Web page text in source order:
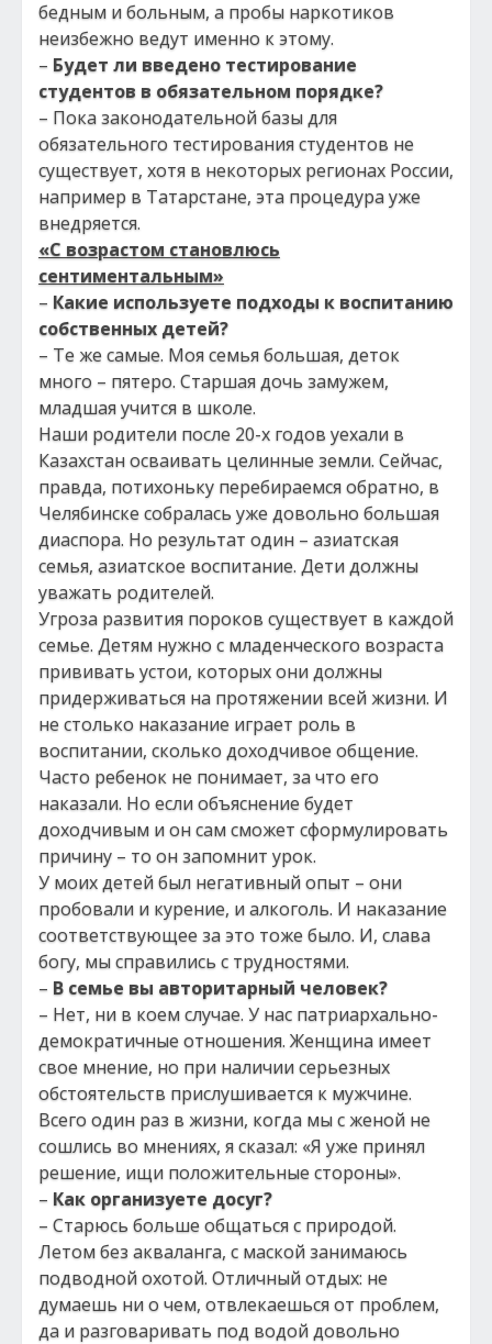
бедным и больным, а пробы наркотиков
неизбежно ведут именно к этому.
– Будет ли введено тестирование
студентов в обязательном порядке?
– Пока законодательной базы для
обязательного тестирования студентов не
существует, хотя в некоторых регионах России,
например в Татарстане, эта процедура уже
внедряется.
«С возрастом становлюсь
сентиментальным»
– Какие используете подходы к воспитанию
собственных детей?
– Те же самые. Моя семья большая, деток
много – пятеро. Старшая дочь замужем,
младшая учится в школе.
Наши родители после 20-х годов уехали в
Казахстан осваивать целинные земли. Сейчас,
правда, потихоньку перебираемся обратно, в
Челябинске собралась уже довольно большая
диаспора. Но результат один – азиатская
семья, азиатское воспитание. Дети должны
уважать родителей.
Угроза развития пороков существует в каждой
семье. Детям нужно с младенческого возраста
прививать устои, которых они должны
придерживаться на протяжении всей жизни. И
не столько наказание играет роль в
воспитании, сколько доходчивое общение.
Часто ребенок не понимает, за что его
наказали. Но если объяснение будет
доходчивым и он сам сможет сформулировать
причину – то он запомнит урок.
У моих детей был негативный опыт – они
пробовали и курение, и алкоголь. И наказание
соответствующее за это тоже было. И, слава
богу, мы справились с трудностями.
– В семье вы авторитарный человек?
– Нет, ни в коем случае. У нас патриархально-
демократичные отношения. Женщина имеет
свое мнение, но при наличии серьезных
обстоятельств прислушивается к мужчине.
Всего один раз в жизни, когда мы с женой не
сошлись во мнениях, я сказал: «Я уже принял
решение, ищи положительные стороны».
– Как организуете досуг?
– Старюсь больше общаться с природой.
Летом без акваланга, с маской занимаюсь
подводной охотой. Отличный отдых: не
думаешь ни о чем, отвлекаешься от проблем,
да и разговаривать под водой довольно